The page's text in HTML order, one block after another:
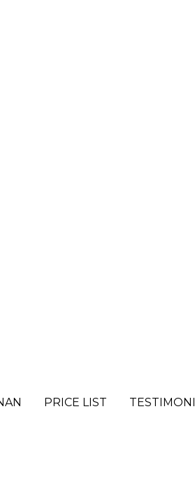
PRICE LIST TESTIMONI